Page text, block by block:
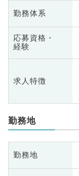
勤務体系
応募資格・
経験
求人特徴
勤務地
勤務地